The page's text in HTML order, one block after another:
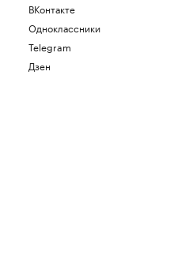
ВКонтакте
Одноклассники
Telegram
Дзен